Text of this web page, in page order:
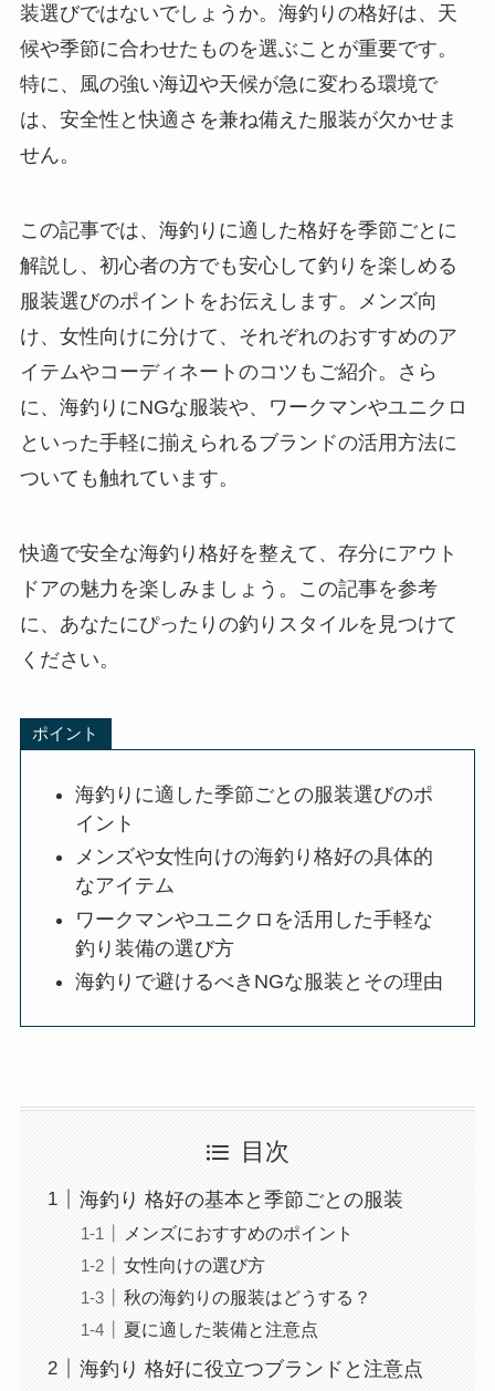
装選びではないでしょうか。海釣りの格好は、天
候や季節に合わせたものを選ぶことが重要です。
特に、風の強い海辺や天候が急に変わる環境で
は、安全性と快適さを兼ね備えた服装が欠かせま
せん。
この記事では、海釣りに適した格好を季節ごとに
解説し、初心者の方でも安心して釣りを楽しめる
服装選びのポイントをお伝えします。メンズ向
け、女性向けに分けて、それぞれのおすすめのア
イテムやコーディネートのコツもご紹介。さら
に、海釣りにNGな服装や、ワークマンやユニクロ
といった手軽に揃えられるブランドの活用方法に
ついても触れています。
快適で安全な海釣り格好を整えて、存分にアウト
ドアの魅力を楽しみましょう。この記事を参考
に、あなたにぴったりの釣りスタイルを見つけて
ください。
ポイント
海釣りに適した季節ごとの服装選びのポ
イント
メンズや女性向けの海釣り格好の具体的
なアイテム
ワークマンやユニクロを活用した手軽な
釣り装備の選び方
海釣りで避けるべきNGな服装とその理由
目次
海釣り 格好の基本と季節ごとの服装
メンズにおすすめのポイント
女性向けの選び方
秋の海釣りの服装はどうする？
夏に適した装備と注意点
海釣り 格好に役立つブランドと注意点